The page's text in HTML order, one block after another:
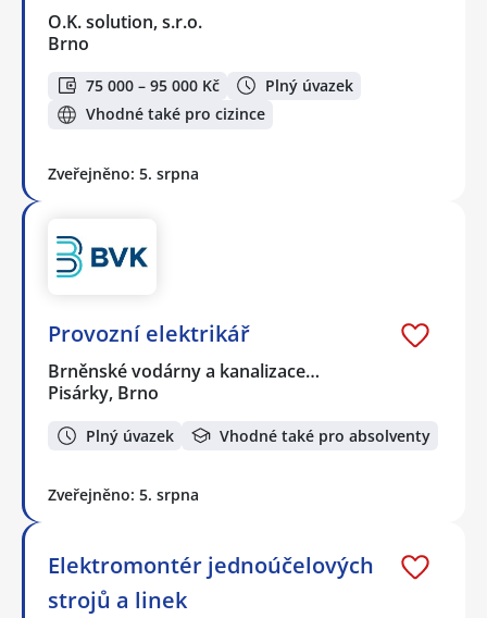
O.K. solution, s.r.o.
Brno
75 000 – 95 000 Kč
Plný úvazek
Vhodné také pro cizince
Zveřejněno: 5. srpna
Provozní elektrikář
Brněnské vodárny a kanalizace…
Pisárky, Brno
Plný úvazek Vhodné také pro absolventy
Zveřejněno: 5. srpna
Elektromontér jednoúčelových
strojů a linek